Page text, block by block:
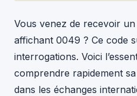
Vous venez de recevoir
affichant 0049 ? Ce code
interrogations. Voici
comprendre rapidement
dans les échanges